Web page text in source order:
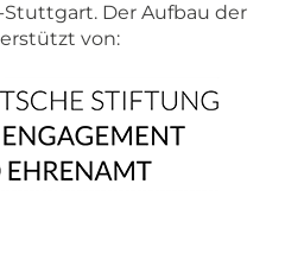
Der Aufbau der
von: